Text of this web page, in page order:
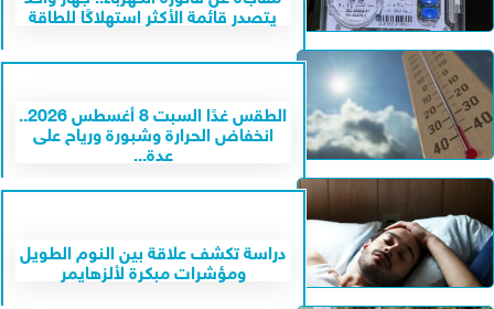
يتصدر قائمة الأكثر استهلاكًا للطاقة
الطقس غدًا السبت 8 أغسطس 2026..
انخفاض الحرارة وشبورة ورياح على
عدة...
دراسة تكشف علاقة بين النوم الطويل
ومؤشرات مبكرة لألزهايمر